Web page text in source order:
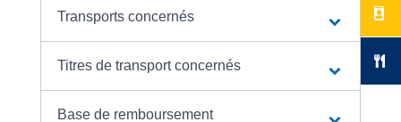
Transports concernés
Titres de transport concernés
Base de remboursement